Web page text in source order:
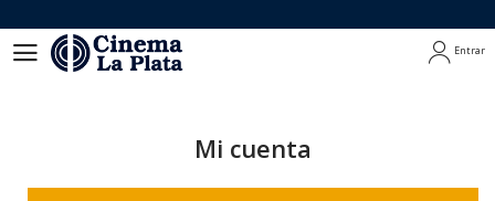
Entrar
Mi cuenta